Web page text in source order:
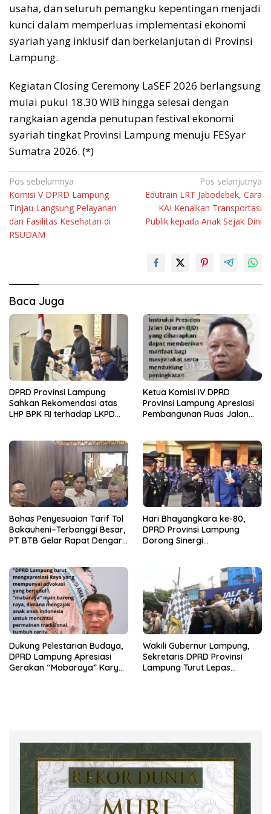
usaha, dan seluruh pemangku kepentingan menjadi
kunci dalam memperluas implementasi ekonomi
syariah yang inklusif dan berkelanjutan di Provinsi
Lampung.
Kegiatan Closing Ceremony LaSEF 2026 berlangsung
mulai pukul 18.30 WIB hingga selesai dengan
rangkaian agenda penutupan festival ekonomi
syariah tingkat Provinsi Lampung menuju FESyar
Sumatra 2026. (*)
Navigasi
pos
Pos sebelumnya
Komisi V DPRD Lampung
Tinjau Langsung Pelayanan
dan Fasilitas Kesehatan di
RSUDAM
Pos selanjutnya
Edutrain LRT Jabodebek, Cara
KAI Kenalkan Transportasi
Publik kepada Anak Sejak Dini
Baca Juga
DPRD Provinsi Lampung
Sahkan Rekomendasi atas
LHP BPK RI terhadap LKPD
2025
Ketua Komisi IV DPRD
Provinsi Lampung Apresiasi
Pembangunan Ruas Jalan
Bahas Penyesuaian Tarif Tol
Bakauheni–Terbanggi Besar,
PT BTB Gelar Rapat Dengar
Hari Bhayangkara ke-80,
DPRD Provinsi Lampung
Dorong Sinergi
Dukung Pelestarian Budaya,
DPRD Lampung Apresiasi
Gerakan “Mabaraya” Karya
Wakili Gubernur Lampung,
Sekretaris DPRD Provinsi
Lampung Turut Lepas